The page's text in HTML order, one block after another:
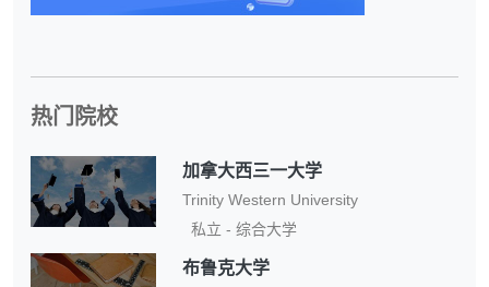
热门院校
加拿大西三一大学
Trinity Western University
私立 - 综合大学
布鲁克大学